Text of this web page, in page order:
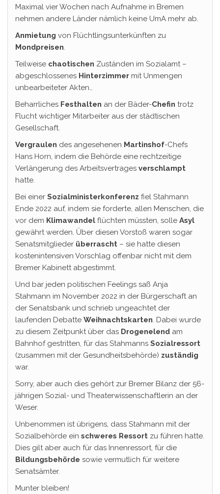
Maximal vier Wochen nach Aufnahme in Bremen
nehmen andere Länder nämlich keine UmA mehr ab.
Anmietung von Flüchtlingsunterkünften zu
Mondpreisen.
Teilweise chaotischen Zuständen im Sozialamt –
abgeschlossenes Hinterzimmer mit Unmengen
unbearbeiteter Akten…
Beharrliches Festhalten an der Bäder-Chefin trotz
Flucht wichtiger Mitarbeiter aus der städtischen
Gesellschaft.
Vergraulen des angesehenen Martinshof-Chefs
Hans Horn, indem die Behörde eine rechtzeitige
Verlängerung des Arbeitsvertrages verschlampt
hatte.
Bei einer Sozialministerkonferenz fiel Stahmann
Ende 2022 auf, indem sie forderte, allen Menschen, die
vor dem Klimawandel flüchten müssten, solle Asyl
gewährt werden. Über diesen Vorstoß waren sogar
Senatsmitglieder überrascht – sie hatte diesen
kostenintensiven Vorschlag offenbar nicht mit dem
Bremer Kabinett abgestimmt.
Und bar jeden politischen Feelings saß Anja
Stahmann im November 2022 in der Bürgerschaft an
der Senatsbank und schrieb ungeachtet der
laufenden Debatte Weihnachtskarten. Dabei wurde
zu diesem Zeitpunkt über das Drogenelend am
Bahnhof gestritten, für das Stahmanns Sozialressort
(zusammen mit der Gesundheitsbehörde) zuständig
war.
Sorry, aber auch dies gehört zur Bremer Bilanz der 56-
jährigen Sozial- und Theaterwissenschaftlerin an der
Weser.
Unbenommen ist übrigens, dass Stahmann mit der
Sozialbehörde ein schweres Ressort zu führen hatte.
Dies gilt aber auch für das Innenressort, für die
Bildungsbehörde sowie vermutlich für weitere
Senatsämter.
Munter bleiben!